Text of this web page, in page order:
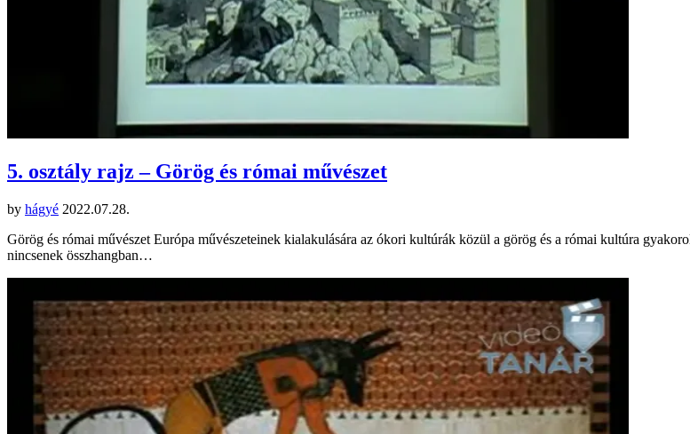
5. osztály rajz – Görög és római művészet
by hágyé 2022.07.28.
Görög és római művészet Európa művészeteinek kialakulására az ókori kultúrák közül a görög és a római kultúra
nincsenek összhangban…